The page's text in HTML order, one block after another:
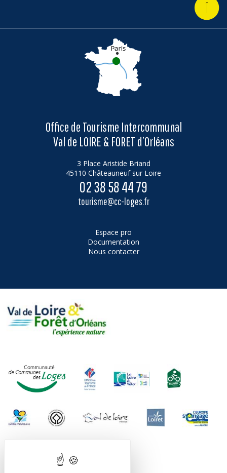
Office de Tourisme Intercommunal
Val de LOIRE & FORET d’Orléans
3 Place Aristide Briand
45110 Châteauneuf sur Loire
02 38 58 44 79
tourisme@cc-loges.fr
Espace pro
Documentation
Nous contacter